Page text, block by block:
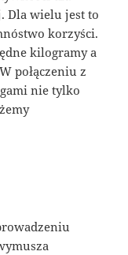
Dla wielu jest to
korzyści.
kilogramy a
połączeniu z
nie tylko